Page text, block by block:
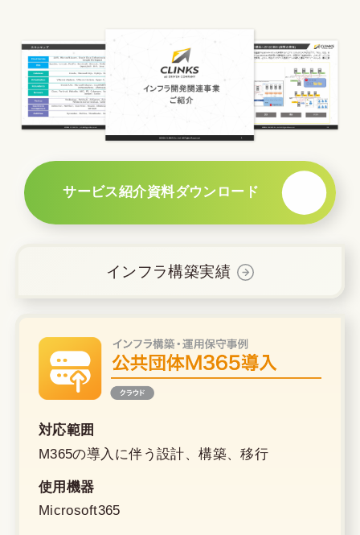
在宅率 社員数
サービス紹介資料ダウンロード
インフラ構築実績
対応範囲
M365の導入に伴う設計、構築、移行
使用機器
Microsoft365